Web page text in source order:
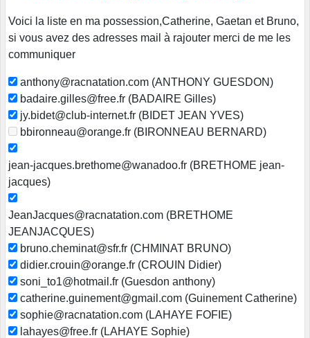
Voici la liste en ma possession,Catherine, Gaetan et Bruno,
si vous avez des adresses mail à rajouter merci de me les
communiquer
anthony@racnatation.com (ANTHONY GUESDON)
badaire.gilles@free.fr (BADAIRE Gilles)
jy.bidet@club-internet.fr (BIDET JEAN YVES)
bbironneau@orange.fr (BIRONNEAU BERNARD)
jean-jacques.brethome@wanadoo.fr (BRETHOME jean-
jacques)
JeanJacques@racnatation.com (BRETHOME
JEANJACQUES)
bruno.cheminat@sfr.fr (CHMINAT BRUNO)
didier.crouin@orange.fr (CROUIN Didier)
soni_to1@hotmail.fr (Guesdon anthony)
catherine.guinement@gmail.com (Guinement Catherine)
sophie@racnatation.com (LAHAYE FOFIE)
lahayes@free.fr (LAHAYE Sophie)